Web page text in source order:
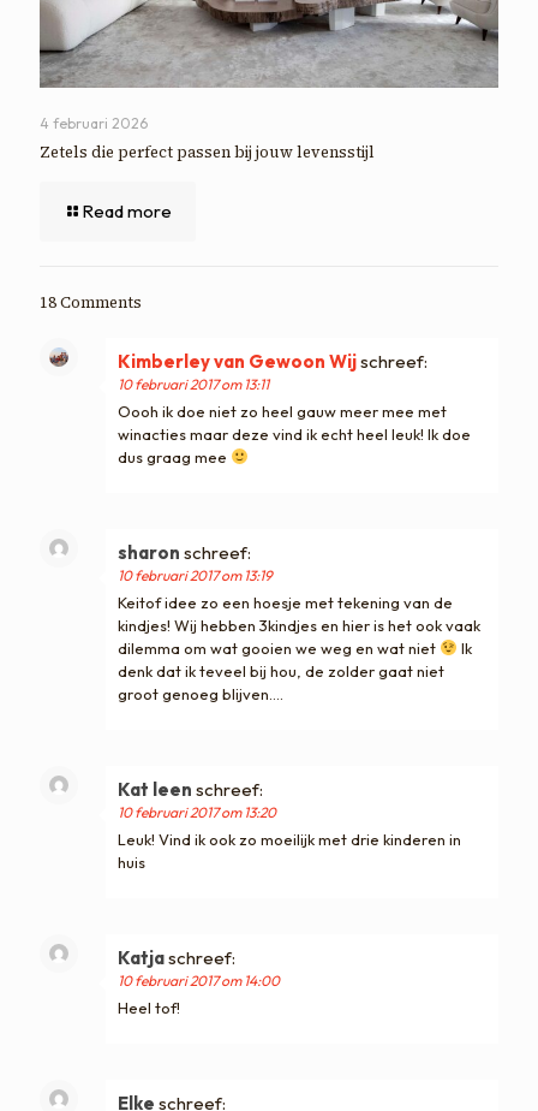
4 februari 2026
Zetels die perfect passen bij jouw levensstijl
Read more
18 Comments
Kimberley van Gewoon Wijschreef:
10 februari 2017 om 13:11
Oooh ik doe niet zo heel gauw meer mee met
winacties maar deze vind ik echt heel leuk! Ik doe
dus graag mee
sharon schreef:
10 februari 2017 om 13:19
Keitof idee zo een hoesje met tekening van de
kindjes! Wij hebben 3kindjes en hier is het ook vaak
dilemma om wat gooien we weg en wat niet
Ik
denk dat ik teveel bij hou, de zolder gaat niet
groot genoeg blijven….
Kat leen schreef:
10 februari 2017 om 13:20
Leuk! Vind ik ook zo moeilijk met drie kinderen in
huis
Katjaschreef:
10 februari 2017 om 14:00
Heel tof!
Elke schreef: